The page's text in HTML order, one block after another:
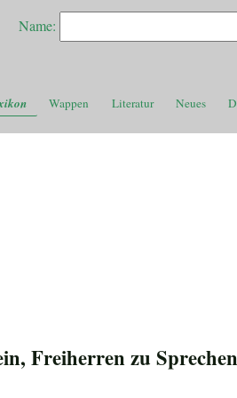
Name:
Wappen Literatur Neues
Freiherren zu